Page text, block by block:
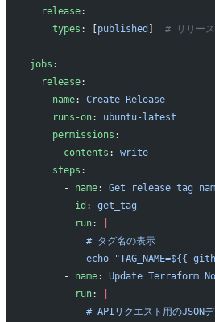
  release
:
    types
: [published ] # リリー
jobs :
  release
:
    name
: Create Release
    runs-on
: ubuntu-latest
    permissions
:
      contents
: write
    steps
:
      -
name: Get release tag
        id
: get_tag
        run
:
          # タグ名の表示
echo "TAG_NAME=${{
      -
name: Update Terraform
        run
:
# APIリクエスト用のJSONデ